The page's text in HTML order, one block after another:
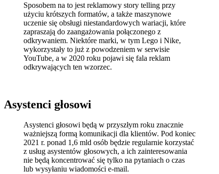
Sposobem na to jest reklamowy story telling przy
użyciu krótszych formatów, a także maszynowe
uczenie się obsługi niestandardowych wariacji, które
zapraszają do zaangażowania połączonego z
odkrywaniem. Niektóre marki, w tym Lego i Nike,
wykorzystały to już z powodzeniem w serwisie
YouTube, a w 2020 roku pojawi się fala reklam
odkrywających ten wzorzec.
Asystenci głosowi
Asystenci głosowi będą w przyszłym roku znacznie
ważniejszą formą komunikacji dla klientów. Pod koniec
2021 r. ponad 1,6 mld osób będzie regularnie korzystać
z usług asystentów głosowych, a ich zainteresowania
nie będą koncentrować się tylko na pytaniach o czas
lub wysyłaniu wiadomości e-mail.